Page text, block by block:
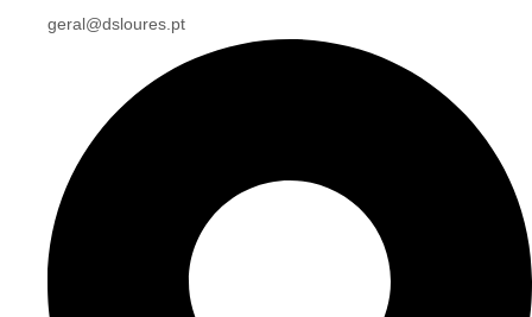
geral@dsloures.pt